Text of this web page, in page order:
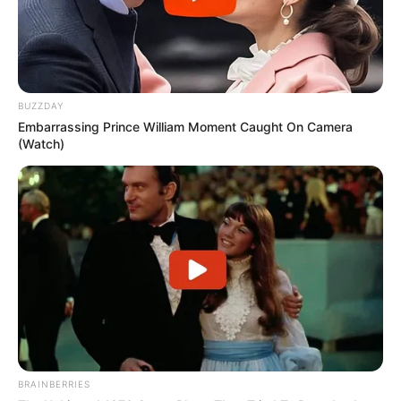
BUZZDAY
Embarrassing Prince William Moment Caught On Camera
(Watch)
BRAINBERRIES